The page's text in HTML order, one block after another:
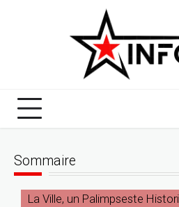
Sommaire
La Ville, un Palimpseste